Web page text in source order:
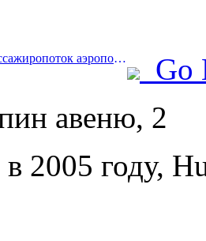
Prev:В этом году пассажиропоток аэропорта Шэньчжэня превысил 3 миллиона человек, установив новый рекорд за аналогичный период.
Go
авеню, 2
2005 году,